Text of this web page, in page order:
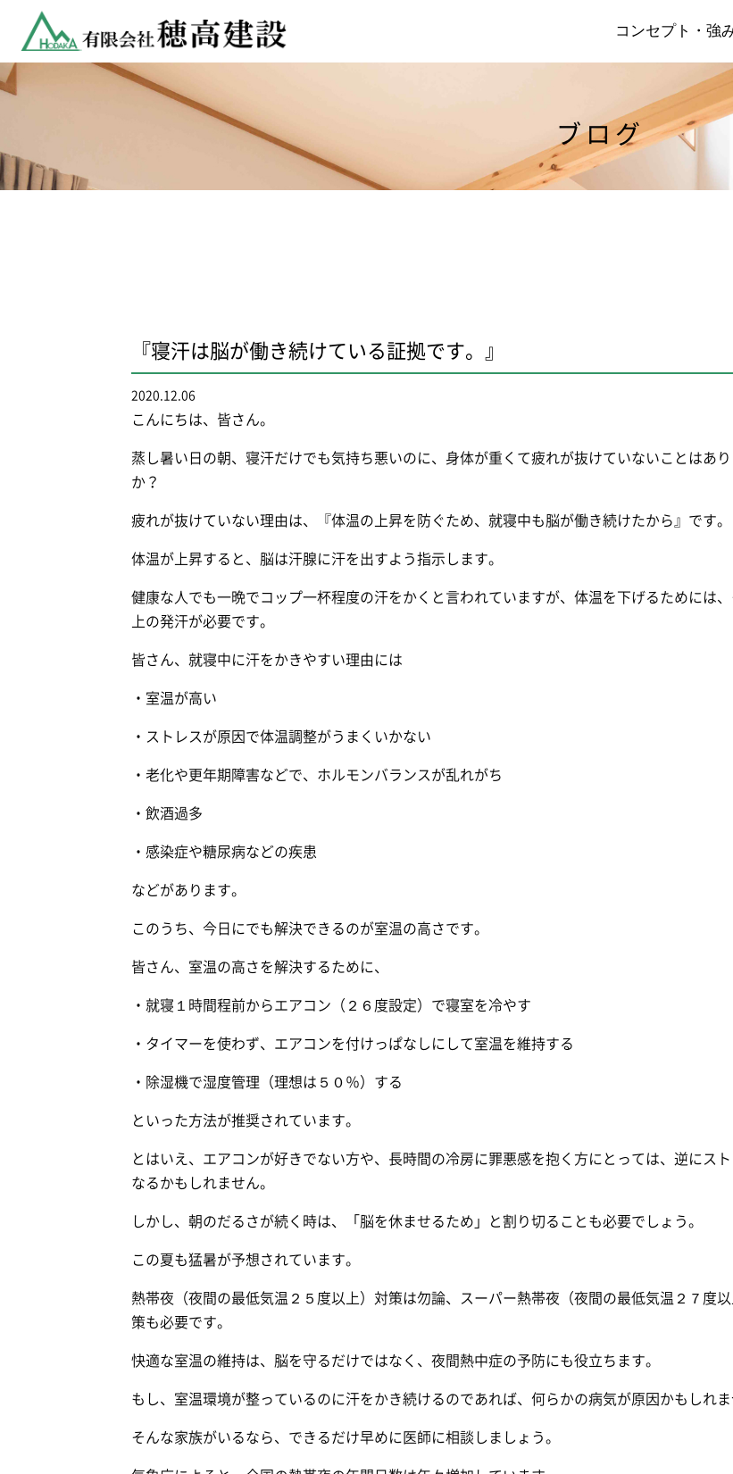
コンセプト・強
ブログ
『寝汗は脳が働き続けている証拠です。』
2020.12.06
こんにちは、皆さん。
蒸し暑い日の朝、寝汗だけでも気持ち悪いのに、身体が重くて疲れが抜けていないことはあ
か？
疲れが抜けていない理由は、『体温の上昇を防ぐため、就寝中も脳が働き続けたから』です。
体温が上昇すると、脳は汗腺に汗を出すよう指示します。
健康な人でも一晩でコップ一杯程度の汗をかくと言われていますが、体温を下げるためには、
上の発汗が必要です。
皆さん、就寝中に汗をかきやすい理由には
・室温が高い
・ストレスが原因で体温調整がうまくいかない
・老化や更年期障害などで、ホルモンバランスが乱れがち
・飲酒過多
・感染症や糖尿病などの疾患
などがあります。
このうち、今日にでも解決できるのが室温の高さです。
皆さん、室温の高さを解決するために、
・就寝１時間程前からエアコン（２６度設定）で寝室を冷やす
・タイマーを使わず、エアコンを付けっぱなしにして室温を維持する
・除湿機で湿度管理（理想は５０％）する
といった方法が推奨されています。
とはいえ、エアコンが好きでない方や、長時間の冷房に罪悪感を抱く方にとっては、逆にスト
なるかもしれません。
しかし、朝のだるさが続く時は、「脳を休ませるため」と割り切ることも必要でしょう。
この夏も猛暑が予想されています。
熱帯夜（夜間の最低気温２５度以上）対策は勿論、スーパー熱帯夜（夜間の最低気温２７度
策も必要です。
快適な室温の維持は、脳を守るだけではなく、夜間熱中症の予防にも役立ちます。
もし、室温環境が整っているのに汗をかき続けるのであれば、何らかの病気が原因かもしれま
そんな家族がいるなら、できるだけ早めに医師に相談しましょう。